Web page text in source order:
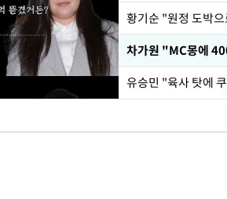
황기순 "원정 도박